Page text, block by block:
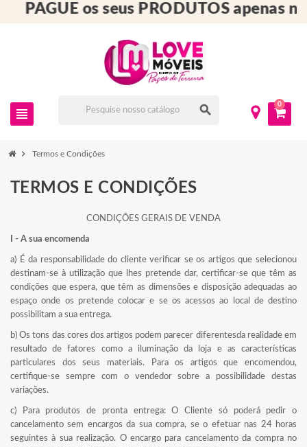
PAGUE os seus PRODUTOS apenas
view_headline search 0
chevron_right Termos e Condições
TERMOS E CONDIÇÕES
CONDIÇÕES GERAIS DE VENDA
I - A sua encomenda
a) É da responsabilidade do cliente verificar se os artigos que selecionou
destinam-se à utilização que lhes pretende dar, certificar-se que têm as
condições que espera, que têm as dimensões e disposição adequadas ao
espaço onde os pretende colocar e se os acessos ao local de destino
possibilitam a sua entrega.
b) Os tons das cores dos artigos podem parecer diferentesda realidade em
resultado de fatores como a iluminação da loja e as características
particulares dos seus materiais. Para os artigos que encomendou,
certifique-se sempre com o vendedor sobre a possibilidade destas
variações.
c) Para produtos de pronta entrega: O Cliente só poderá pedir o
cancelamento sem encargos da sua compra, se o efetuar nas 24 horas
seguintes à sua realização. O encargo para cancelamento da compra no